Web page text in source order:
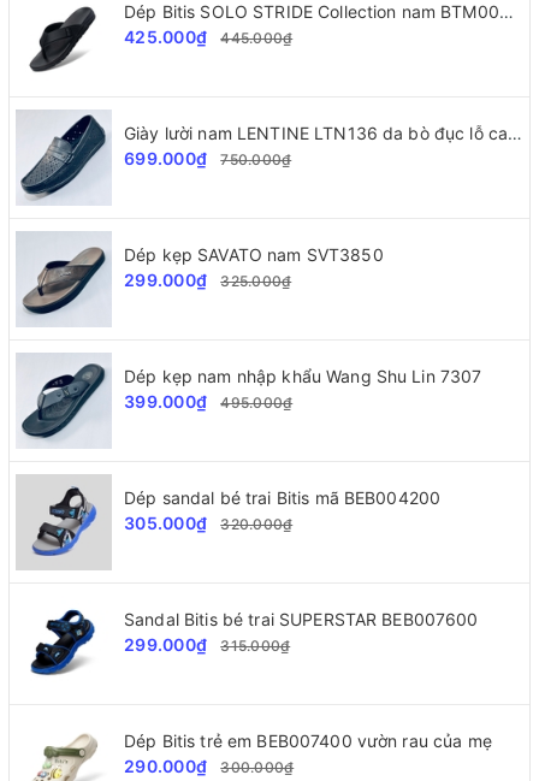
Dép Bitis SOLO STRIDE Collection nam BTM002277
425.000₫
445.000₫
Giày lười nam LENTINE LTN136 da bò đục lỗ cao cấp
699.000₫
750.000₫
Dép kẹp SAVATO nam SVT3850
299.000₫
325.000₫
Dép kẹp nam nhập khẩu Wang Shu Lin 7307
399.000₫
495.000₫
Dép sandal bé trai Bitis mã BEB004200
305.000₫
320.000₫
Sandal Bitis bé trai SUPERSTAR BEB007600
299.000₫
315.000₫
Dép Bitis trẻ em BEB007400 vườn rau của mẹ
290.000₫
300.000₫